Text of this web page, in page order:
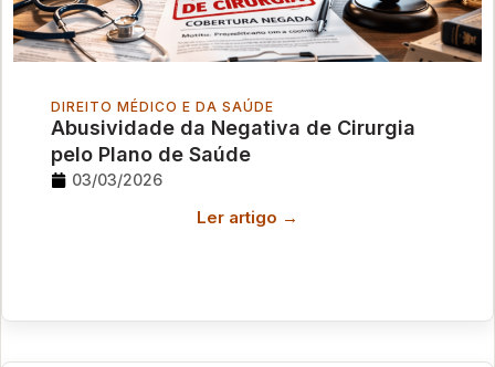
DIREITO MÉDICO E DA SAÚDE
Abusividade da Negativa de Cirurgia
pelo Plano de Saúde
03/03/2026
Ler artigo →